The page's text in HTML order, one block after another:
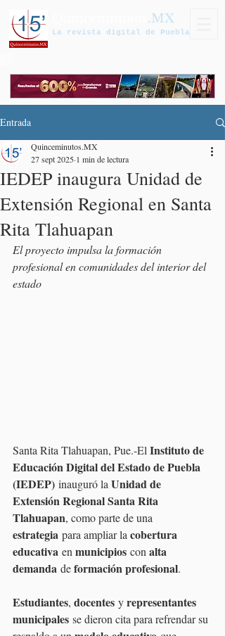
.MX
La revista digital de Puebla
Entrada
IEDEP inaugura Unidad de
Extensión Regional en Santa
Rita Tlahuapan
Quinceminutos.MX
27 sept 2025 1 min de lectura
El proyecto impulsa la formación
profesional en comunidades del interior del
estado
Santa Rita Tlahuapan, Pue.-El Instituto de
Educación Digital del Estado de Puebla
(IEDEP) inauguró la Unidad de
Extensión Regional Santa Rita
Tlahuapan, como parte de una
estrategia para ampliar la cobertura
educativa en municipios con alta
demanda de formación profesional.
Estudiantes, docentes y representantes
municipales se dieron cita para refrendar su